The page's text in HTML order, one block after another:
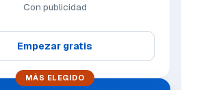
Con publicidad
Empezar gratis
MÁS ELEGIDO